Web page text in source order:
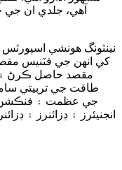
آهي، جلدي ان
نينٽونگ هونشي
کي انهن جي فٽنيس
مقصد حاصل ڪرڻ ۾
طاقت جي تربيتي
جي عظمت ۽ فنڪشن
انجنيئرز ۽ ڊزائنرز ۽